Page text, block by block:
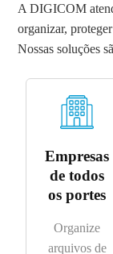
A DIGICOM
organizar,
Nossas soluções
Empresas
de todos
os portes
Organize
arquivos de